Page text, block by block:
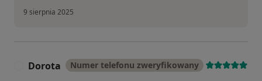
9 sierpnia 2025
Dorota Numer telefonu zweryfikowany